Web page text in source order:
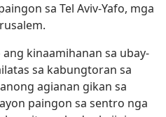
sa Tel Aviv-Yafo, mga
kinaamihanan sa ubay-
sa kabungtoran sa
agianan gikan sa
paingon sa sentro nga